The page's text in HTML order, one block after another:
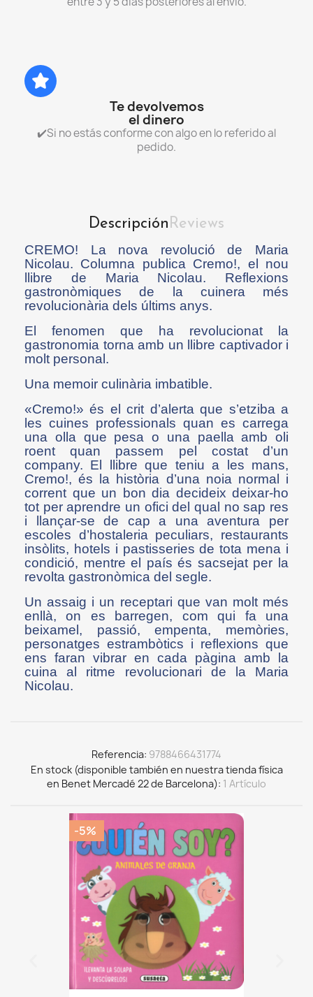
Te devolvemos
el dinero
✔️Si no estás conforme con algo en lo referido al
pedido.
DescripciónReviews
CREMO! La nova revolució de Maria
Nicolau. Columna publica Cremo!, el nou
llibre de Maria Nicolau. Reflexions
gastronòmiques de la cuinera més
revolucionària dels últims anys.
El fenomen que ha revolucionat la
gastronomia torna amb un llibre captivador i
molt personal.
Una memoir culinària imbatible.
«Cremo!» és el crit d’alerta que s’etziba a
les cuines professionals quan es carrega
una olla que pesa o una paella amb oli
roent quan passem pel costat d’un
company. El llibre que teniu a les mans,
Cremo!, és la història d’una noia normal i
corrent que un bon dia decideix deixar-ho
tot per aprendre un ofici del qual no sap res
i llançar-se de cap a una aventura per
escoles d’hostaleria peculiars, restaurants
insòlits, hotels i pastisseries de tota mena i
condició, mentre el país és sacsejat per la
revolta gastronòmica del segle.
Un assaig i un receptari que van molt més
enllà, on es barregen, com qui fa una
beixamel, passió, empenta, memòries,
personatges estrambòtics i reflexions que
ens faran vibrar en cada pàgina amb la
cuina al ritme revolucionari de la Maria
Nicolau.
Referencia 9788466431774
En stock (disponible también en nuestra tienda física
en Benet Mercadé 22 de Barcelona) 1 Artículo
-5%